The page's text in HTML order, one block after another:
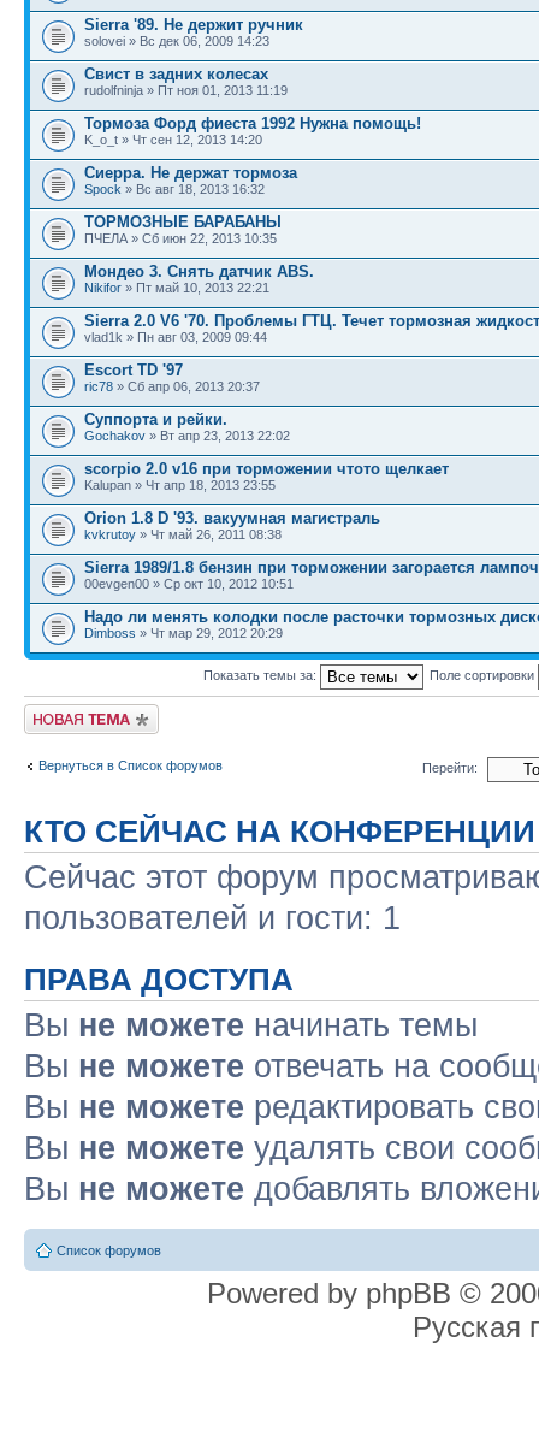
Sierra '89. Не держит ручник
solovei » Вс дек 06, 2009 14:23
Свист в задних колесах
rudolfninja » Пт ноя 01, 2013 11:19
Тормоза Форд фиеста 1992 Нужна помощь!
K_o_t » Чт сен 12, 2013 14:20
Сиерра. Не держат тормоза
Spock » Вс авг 18, 2013 16:32
ТОРМОЗНЫЕ БАРАБАНЫ
ПЧЕЛА » Сб июн 22, 2013 10:35
Мондео 3. Снять датчик ABS.
Nikifor » Пт май 10, 2013 22:21
Sierra 2.0 V6 '70. Проблемы ГТЦ. Течет тормозная
vlad1k » Пн авг 03, 2009 09:44
Escort TD '97
ric78 » Сб апр 06, 2013 20:37
Суппорта и рейки.
Gochakov » Вт апр 23, 2013 22:02
scorpio 2.0 v16 при торможении чтото щелкает
Kalupan » Чт апр 18, 2013 23:55
Orion 1.8 D '93. вакуумная магистраль
kvkrutoy » Чт май 26, 2011 08:38
Sierra 1989/1.8 бензин при торможении загорается
00evgen00 » Ср окт 10, 2012 10:51
Надо ли менять колодки после расточки тормозных
Dimboss » Чт мар 29, 2012 20:29
Показать темы за: Поле сортировки
Новая тема
Вернуться в Список форумов Перейти:
КТО СЕЙЧАС НА КОНФЕРЕНЦИИ
Сейчас этот форум
пользователей и гости: 1
ПРАВА ДОСТУПА
Вы не можете начинать темы
Вы не можете отвечать на
Вы не можете редактировать
Вы не можете удалять свои
Вы не можете добавлять
Список форумов
Powered by phpBB ©
Русская